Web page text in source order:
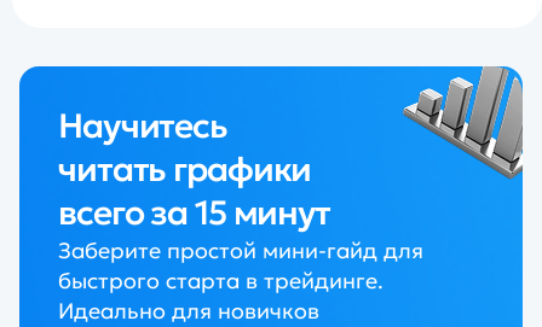
Научитесь
читать графики
всего за 15 минут
Заберите простой мини-гайд для
быстрого старта в трейдинге.
Идеально для новичков